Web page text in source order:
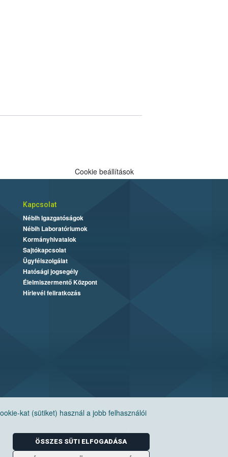
kat (sütiket) használ a jobb felhasználói
ÖSSZES SÜTI ELFOGADÁSA
Cookie beállítások
Kapcsolat
Nébih Igazgatóságok
Nébih Laboratóriumok
Kormányhivatalok
Sajtókapcsolat
Ügyfélszolgálat
Hatósági jogsegély
Élelmiszermentő Központ
Hírlevél feliratkozás